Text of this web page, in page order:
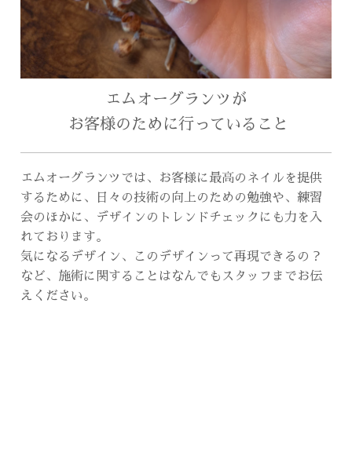
エムオーグランツが
お客様のために行っていること
エムオーグランツでは、お客様に最高のネイルを提供
するために、日々の技術の向上のための勉強や、練習
会のほかに、デザインのトレンドチェックにも力を入
れております。
気になるデザイン、このデザインって再現できるの？
など、施術に関することはなんでもスタッフまでお伝
えください。